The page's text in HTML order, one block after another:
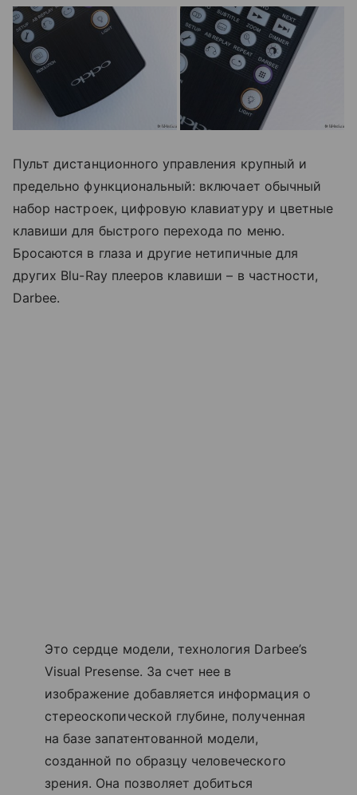
Пульт дистанционного управления крупный и
предельно функциональный: включает обычный
набор настроек, цифровую клавиатуру и цветные
клавиши для быстрого перехода по меню.
Бросаются в глаза и другие нетипичные для
других Blu-Ray плееров клавиши – в частности,
Darbee.
Это сердце модели, технология Darbee’s
Visual Presense. За счет нее в
изображение добавляется информация о
стереоскопической глубине, полученная
на базе запатентованной модели,
созданной по образцу человеческого
зрения. Она позволяет добиться